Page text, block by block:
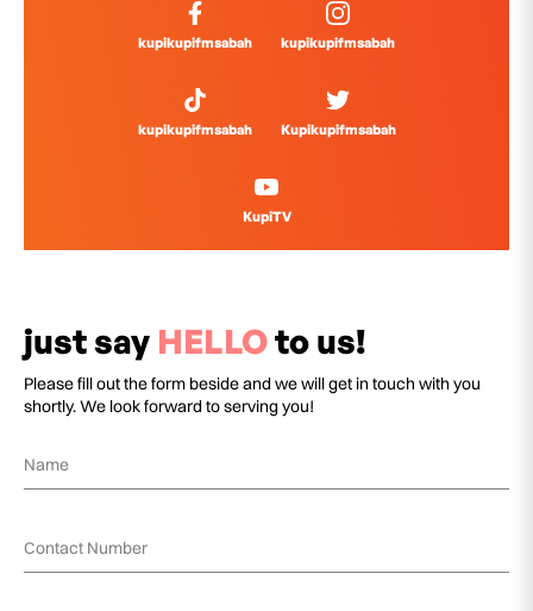
kupikupifmsabah kupikupifmsabah
kupikupifmsabah Kupikupifmsabah
KupiTV
just say HELLOto us!
Please fill out the form beside and we will get in touch with you
shortly. We look forward to serving you!